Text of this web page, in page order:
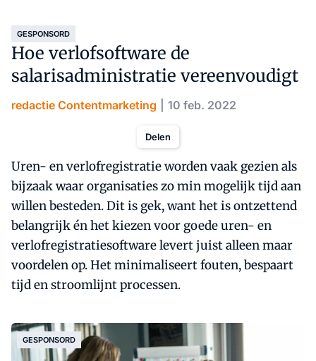
GESPONSORD
Hoe verlofsoftware de
salarisadministratie vereenvoudigt
redactie Contentmarketing 10 feb. 2022
Delen
Uren- en verlofregistratie worden vaak gezien als
bijzaak waar organisaties zo min mogelijk tijd aan
willen besteden. Dit is gek, want het is ontzettend
belangrijk én het kiezen voor goede uren- en
verlofregistratiesoftware levert juist alleen maar
voordelen op. Het minimaliseert fouten, bespaart
tijd en stroomlijnt processen.
GESPONSORD